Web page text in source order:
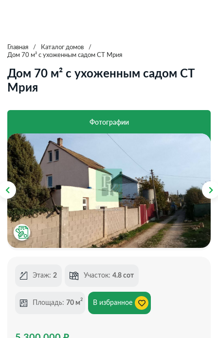
Главная / Каталог домов
/
Дом 70 м² с ухоженным садом СТ Мрия
Дом 70 м² с ухоженным садом СТ
Мрия
Фотографии
Этаж: 2 Участок: 4.8 сот
Площадь: 70 м2 В избранное